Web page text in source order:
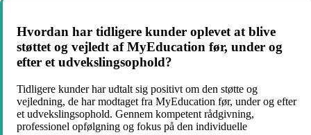
Hvordan har tidligere kunder oplevet at blive
støttet og vejledt af MyEducation før, under og
efter et udvekslingsophold?
Tidligere kunder har udtalt sig positivt om den støtte og
vejledning, de har modtaget fra MyEducation før, under og efter
et udvekslingsophold. Gennem kompetent rådgivning,
professionel opfølgning og fokus på den individuelle